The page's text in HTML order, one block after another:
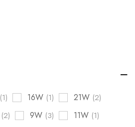
(1) 16W (1) 21W (2)
(2) 9W (3) 11W (1)